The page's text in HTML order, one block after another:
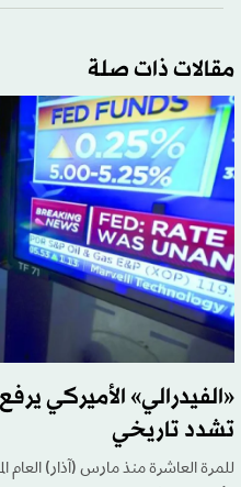
مقالات ذات صلة
«الفيدرالي» الأميركي
تشدد تاريخي
للمرة العاشرة منذ مارس (آذار) العام